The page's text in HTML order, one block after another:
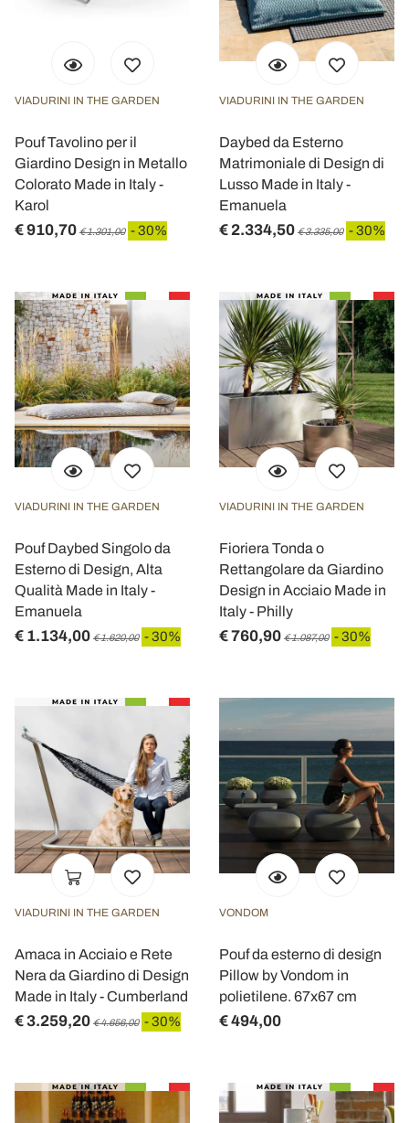
VIADURINI IN THE GARDEN
Pouf Tavolino per il
Giardino Design in Metallo
Colorato Made in Italy -
Karol
€ 910,70 € 1.301,00 - 30%
VIADURINI IN THE GARDEN
Daybed da Esterno
Matrimoniale di Design di
Lusso Made in Italy -
Emanuela
€ 2.334,50 € 3.335,00 - 30%
VIADURINI IN THE GARDEN
Pouf Daybed Singolo da
Esterno di Design, Alta
Qualità Made in Italy -
Emanuela
€ 1.134,00 € 1.620,00 - 30%
VIADURINI IN THE GARDEN
Fioriera Tonda o
Rettangolare da Giardino
Design in Acciaio Made in
Italy - Philly
€ 760,90 € 1.087,00 - 30%
VIADURINI IN THE GARDEN
Amaca in Acciaio e Rete
Nera da Giardino di Design
Made in Italy - Cumberland
€ 3.259,20 € 4.656,00 - 30%
VONDOM
Pouf da esterno di design
Pillow by Vondom in
polietilene. 67x67 cm
€ 494,00